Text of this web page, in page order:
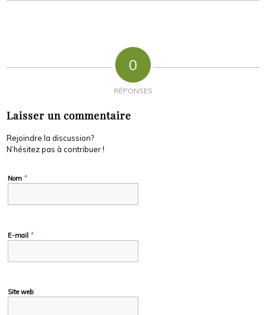
0
RÉPONSES
Laisser un commentaire
Rejoindre la discussion?
N’hésitez pas à contribuer !
Nom *
E-mail *
Site web